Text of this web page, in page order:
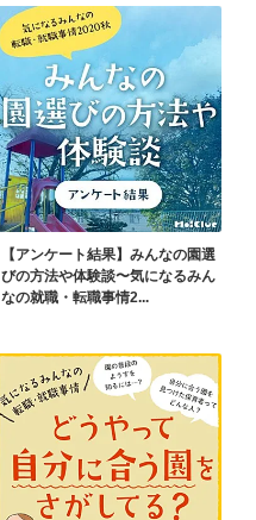
【アンケート結果】みんなの園選
びの方法や体験談〜気になるみん
なの就職・転職事情2...